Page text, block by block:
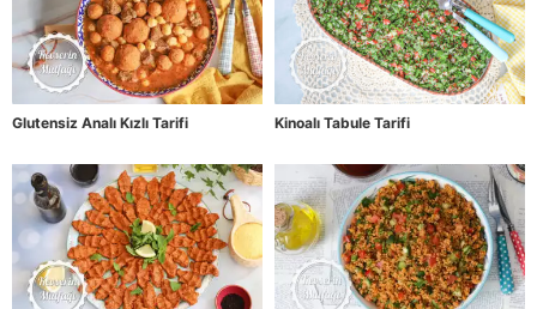
Glutensiz Analı Kızlı Tarifi Kinoalı Tabule Tarifi